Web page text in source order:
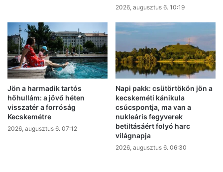
2026, augusztus 6. 10:19
Jön a harmadik tartós
hőhullám: a jövő héten
visszatér a forróság
Kecskemétre
2026, augusztus 6. 07:12
Napi pakk: csütörtökön jön a
kecskeméti kánikula
csúcspontja, ma van a
nukleáris fegyverek
betiltásáért folyó harc
világnapja
2026, augusztus 6. 06:30